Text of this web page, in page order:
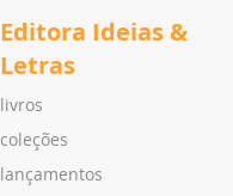
Editora Ideias &
Letras
livros
coleções
lançamentos